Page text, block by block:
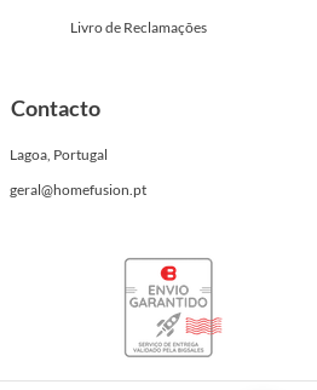
Livro de Reclamações
Contacto
Lagoa, Portugal
geral@homefusion.pt